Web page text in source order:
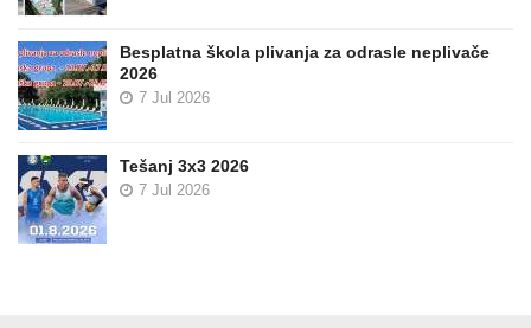
Besplatna škola plivanja za odrasle neplivače
2026
7 Jul 2026
Tešanj 3x3 2026
7 Jul 2026